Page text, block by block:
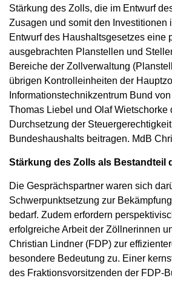
Stärkung des Zolls, die im Entwurf
Zusagen und somit den
Entwurf des Haushaltsgesetzes
ausgebrachten Planstellen und
Bereiche der Zollverwaltung
übrigen Kontrolleinheiten der
Informationstechnikzentrum Bund
Thomas Liebel und Olaf
Durchsetzung der
Bundeshaushalts beitragen. MdB
Stärkung des Zolls als Bestandteil
Die Gesprächspartner waren sich
Schwerpunktsetzung zur
bedarf. Zudem erfordern
erfolgreiche Arbeit der Zöllnerinnen
Christian Lindner (FDP) zur
besondere Bedeutung zu. Einer
des Fraktionsvorsitzenden der FDP-